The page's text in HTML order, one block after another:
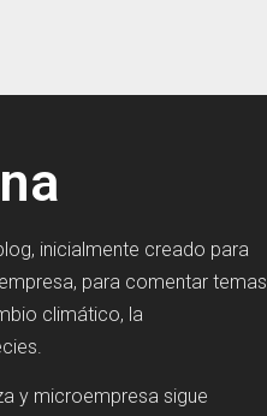
inicialmente creado para
para comentar temas
climático, la
y microempresa sigue